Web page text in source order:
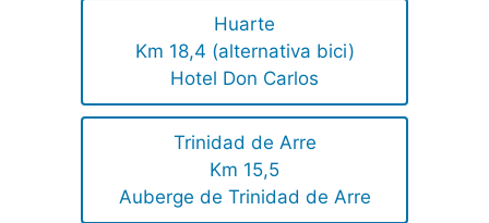
Huarte
Km 18,4 (alternativa bici)
Hotel Don Carlos
Trinidad de Arre
Km 15,5
Auberge de Trinidad de Arre